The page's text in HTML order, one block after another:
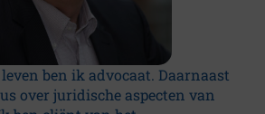
ben ik advocaat. Daarnaast
over juridische aspecten van